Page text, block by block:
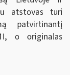
atstovas turi
patvirtinantį
o originalas